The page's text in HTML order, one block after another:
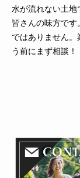
水が流れない土
皆さんの味方で
ではありません
う前にまず相談！